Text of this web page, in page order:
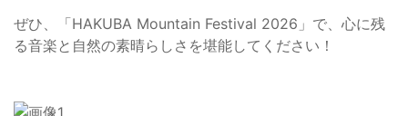
ぜひ、「HAKUBA Mountain Festival 2026」で、心に残
る音楽と自然の素晴らしさを堪能してください！